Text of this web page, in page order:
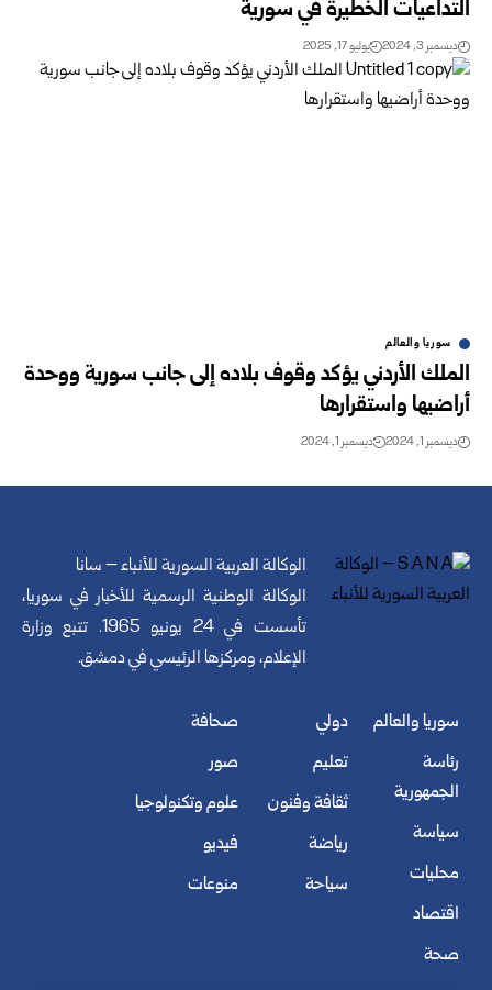
التداعيات الخطيرة في سورية
ديسمبر 3, 2024 يوليو 17, 2025
سوريا والعالم
الملك الأردني يؤكد وقوف بلاده إلى جانب سورية ووحدة
أراضيها واستقرارها
ديسمبر 1, 2024 ديسمبر 1, 2024
الوكالة العربية السورية للأنباء – سانا
الوكالة الوطنية الرسمية للأخبار في سوريا،
تأسست في 24 يونيو 1965. تتبع وزارة
الإعلام، ومركزها الرئيسي في دمشق.
سوريا والعالم
رئاسة
الجمهورية
سياسة
محليات
اقتصاد
صحة
دولي
تعليم
ثقافة وفنون
رياضة
سياحة
صحافة
صور
علوم وتكنولوجيا
فيديو
منوعات